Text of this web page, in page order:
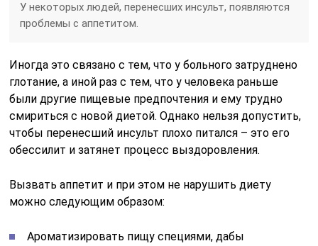
У некоторых людей, перенесших инсульт, появляются
проблемы с аппетитом.
Иногда это связано с тем, что у больного затруднено
глотание, а иной раз с тем, что у человека раньше
были другие пищевые предпочтения и ему трудно
смириться с новой диетой. Однако нельзя допустить,
чтобы перенесший инсульт плохо питался – это его
обессилит и затянет процесс выздоровления.
Вызвать аппетит и при этом не нарушить диету
можно следующим образом:
Ароматизировать пищу специями, дабы